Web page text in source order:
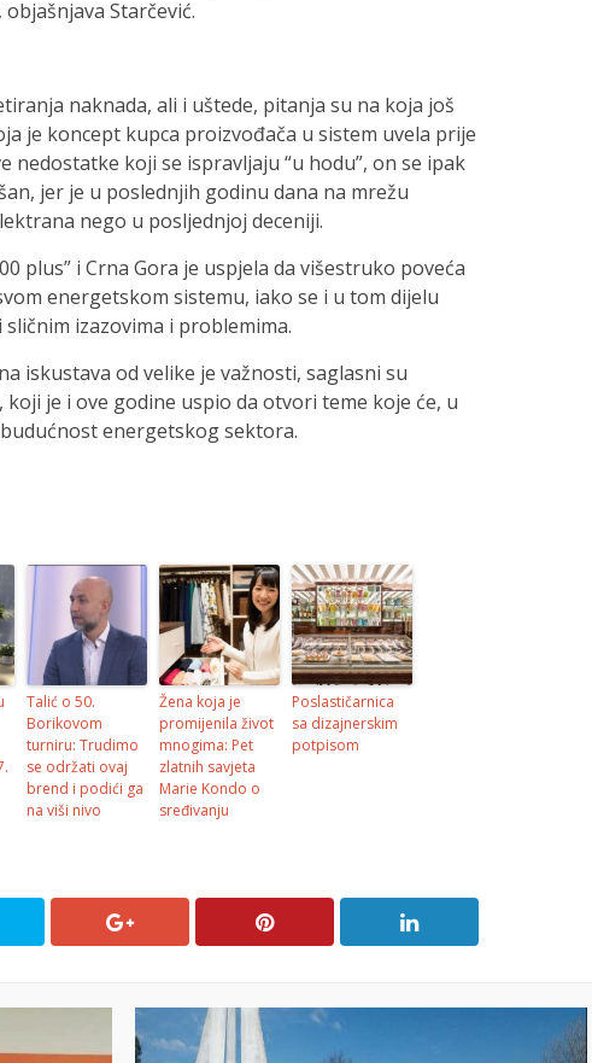
Starčević.
naknada, ali i uštede, pitanja su na koja još
je koncept kupca proizvođača u sistem uvela prije
nedostatke koji se ispravljaju “u hodu”, on se ipak
jer je u poslednjih godinu dana na mrežu
nego u posljednjoj deceniji.
plus” i Crna Gora je uspjela da višestruko poveća
energetskom sistemu, iako se i u tom dijelu
izazovima i problemima.
iskustava od velike je važnosti, saglasni su
koji je i ove godine uspio da otvori teme koje će, u
energetskog sektora.
Talić o 50.
Borikovom
turniru: Trudimo
se održati ovaj
brend i podići ga
na viši nivo
Žena koja je
promijenila život
mnogima: Pet
zlatnih savjeta
Marie Kondo o
sređivanju
Poslastičarnica
sa dizajnerskim
potpisom